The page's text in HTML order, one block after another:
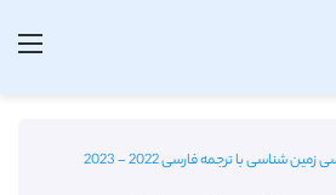
شناسی با ترجمه فارسی 2022 - 2023